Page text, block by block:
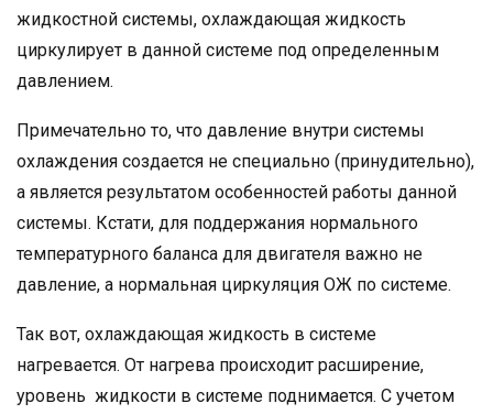
жидкостной системы, охлаждающая жидкость
циркулирует в данной системе под определенным
давлением.
Примечательно то, что давление внутри системы
охлаждения создается не специально (принудительно),
а является результатом особенностей работы данной
системы. Кстати, для поддержания нормального
температурного баланса для двигателя важно не
давление, а нормальная циркуляция ОЖ по системе.
Так вот, охлаждающая жидкость в системе
нагревается. От нагрева происходит расширение,
уровень жидкости в системе поднимается. С учетом